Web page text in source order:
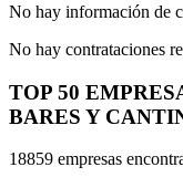
No hay información de
No hay contrataciones
TOP 50
BARES Y
18859 empresas